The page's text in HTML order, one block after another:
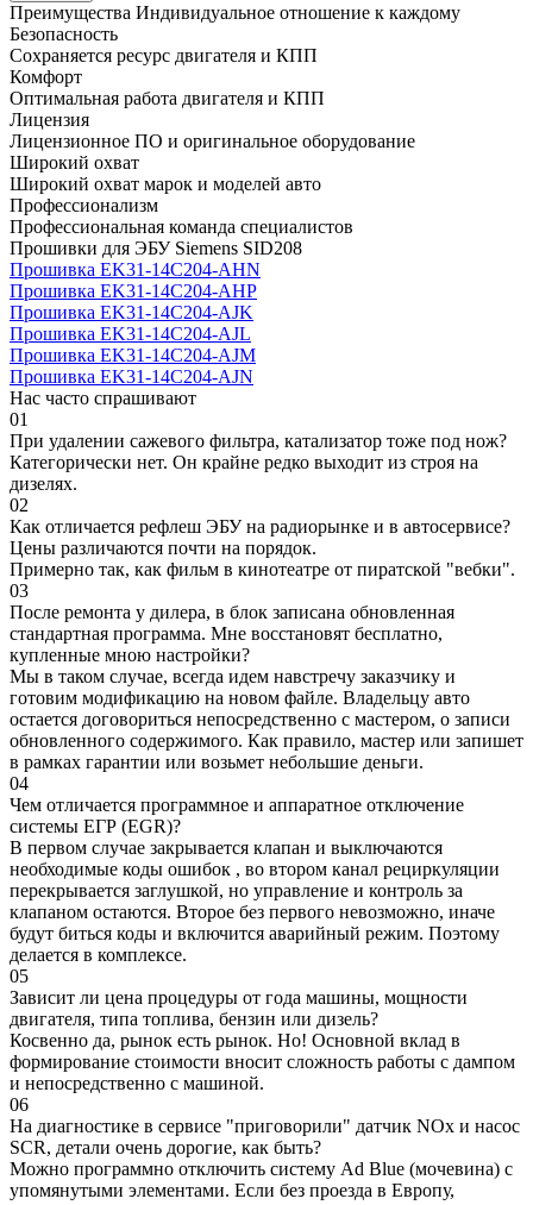
Преимущества Индивидуальное отношение к каждому
Безопасность
Сохраняется ресурс двигателя и КПП
Комфорт
Оптимальная работа двигателя и КПП
Лицензия
Лицензионное ПО и оригинальное оборудование
Широкий охват
Широкий охват марок и моделей авто
Профессионализм
Профессиональная команда специалистов
Прошивки для ЭБУ Siemens SID208
Прошивка EK31-14C204-AHN
Прошивка EK31-14C204-AHP
Прошивка EK31-14C204-AJK
Прошивка EK31-14C204-AJL
Прошивка EK31-14C204-AJM
Прошивка EK31-14C204-AJN
Нас часто спрашивают
01
При удалении сажевого фильтра, катализатор тоже под нож?
Категорически нет. Он крайне редко выходит из строя на
дизелях.
02
Как отличается рефлеш ЭБУ на радиорынке и в автосервисе?
Цены различаются почти на порядок.
Примерно так, как фильм в кинотеатре от пиратской "вебки".
03
После ремонта у дилера, в блок записана обновленная
стандартная программа. Мне восстановят бесплатно,
купленные мною настройки?
Мы в таком случае, всегда идем навстречу заказчику и
готовим модификацию на новом файле. Владельцу авто
остается договориться непосредственно с мастером, о записи
обновленного содержимого. Как правило, мастер или запишет
в рамках гарантии или возьмет небольшие деньги.
04
Чем отличается программное и аппаратное отключение
системы ЕГР (EGR)?
В первом случае закрывается клапан и выключаются
необходимые коды ошибок , во втором канал рециркуляции
перекрывается заглушкой, но управление и контроль за
клапаном остаются. Второе без первого невозможно, иначе
будут биться коды и включится аварийный режим. Поэтому
делается в комплексе.
05
Зависит ли цена процедуры от года машины, мощности
двигателя, типа топлива, бензин или дизель?
Косвенно да, рынок есть рынок. Но! Основной вклад в
формирование стоимости вносит сложность работы с дампом
и непосредственно с машиной.
06
На диагностике в сервисе "приговорили" датчик NOx и насос
SCR, детали очень дорогие, как быть?
Можно программно отключить систему Ad Blue (мочевина) с
упомянутыми элементами. Если без проезда в Европу,